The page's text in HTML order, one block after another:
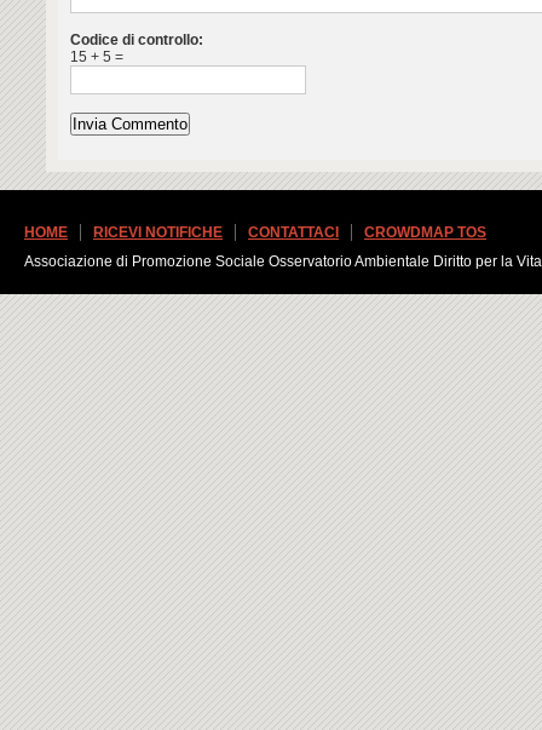
Codice di controllo:
15 + 5 =
HOME RICEVI NOTIFICHE CONTATTACI
CROWDMAP TOS
Associazione di Promozione Sociale Osservatorio Ambientale Diritto per la Vita